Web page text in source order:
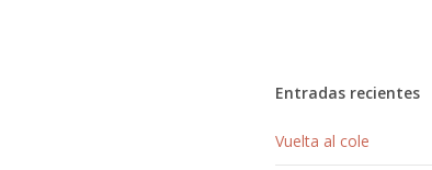
Entradas recientes
Vuelta al cole